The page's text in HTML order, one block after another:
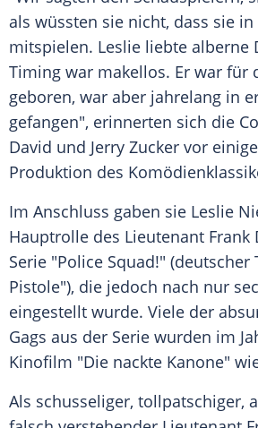
als wüssten sie nicht, dass sie
mitspielen. Leslie liebte alberne
Timing war makellos. Er war für
geboren, war aber jahrelang in
gefangen", erinnerten sich die
David und Jerry Zucker vor
Produktion des
Im Anschluss gaben sie Leslie
Hauptrolle des Lieutenant Frank
Serie "Police Squad!" (deutscher
Pistole"), die jedoch nach nur
eingestellt wurde. Viele der
Gags aus der Serie wurden im
Kinofilm "Die nackte Kanone"
Als schusseliger, tollpatschiger,